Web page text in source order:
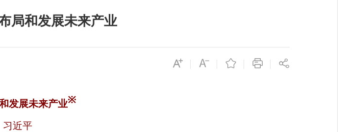
局和发展未来产业
发展未来产业※
习近平